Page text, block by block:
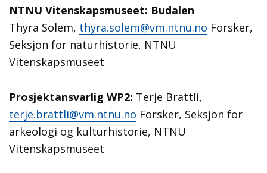
NTNU Vitenskapsmuseet: Budalen
Thyra Solem, thyra.solem@vm.ntnu.no Forsker,
Seksjon for naturhistorie, NTNU
Vitenskapsmuseet
Prosjektansvarlig WP2: Terje Brattli,
terje.brattli@vm.ntnu.no Forsker, Seksjon for
arkeologi og kulturhistorie, NTNU
Vitenskapsmuseet